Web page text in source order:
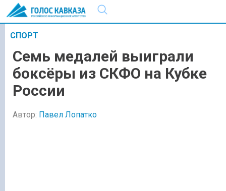
СПОРТ
Семь медалей выиграли
боксёры из СКФО на Кубке
России
Автор: Павел Лопатко